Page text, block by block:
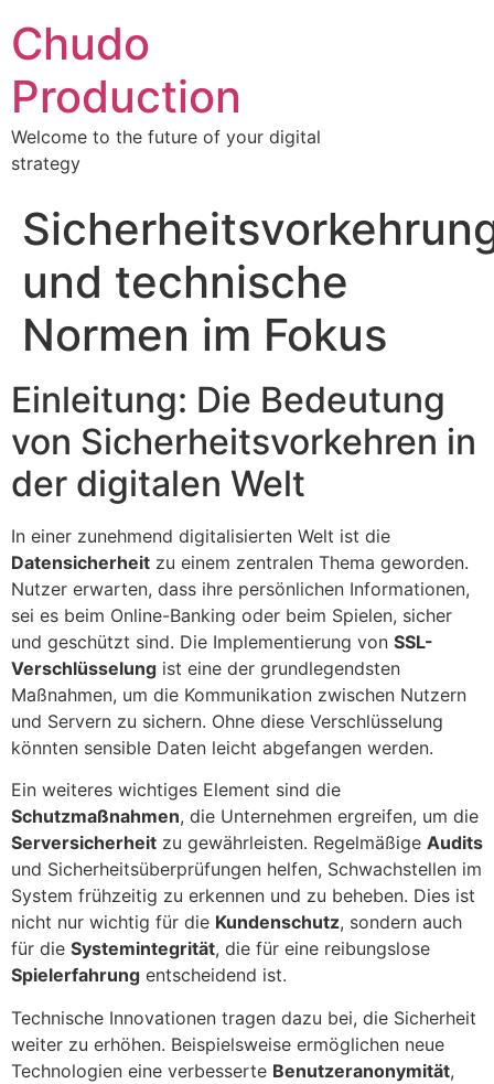
Chudo
Production
Welcome to the future of your digital
strategy
und technische
Normen im Fokus
Einleitung: Die Bedeutung
von Sicherheitsvorkehren in
der digitalen Welt
In einer zunehmend digitalisierten Welt ist die
Datensicherheit zu einem zentralen Thema geworden.
Nutzer erwarten, dass ihre persönlichen Informationen,
sei es beim Online-Banking oder beim Spielen, sicher
und geschützt sind. Die Implementierung von SSL-
Verschlüsselung ist eine der grundlegendsten
Maßnahmen, um die Kommunikation zwischen Nutzern
und Servern zu sichern. Ohne diese Verschlüsselung
könnten sensible Daten leicht abgefangen werden.
Ein weiteres wichtiges Element sind die
Schutzmaßnahmen, die Unternehmen ergreifen, um die
Serversicherheit zu gewährleisten. Regelmäßige Audits
und Sicherheitsüberprüfungen helfen, Schwachstellen im
System frühzeitig zu erkennen und zu beheben. Dies ist
nicht nur wichtig für die Kundenschutz, sondern auch
für die Systemintegrität, die für eine reibungslose
Spielerfahrung entscheidend ist.
Technische Innovationen tragen dazu bei, die Sicherheit
weiter zu erhöhen. Beispielsweise ermöglichen neue
Technologien eine verbesserte Benutzeranonymität,